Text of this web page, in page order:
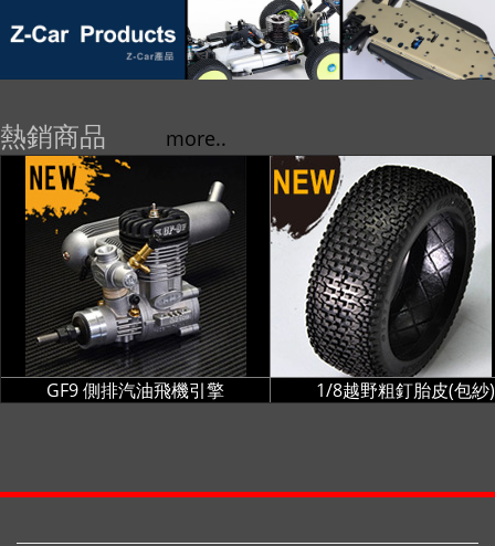
熱銷商品 more..
GF9 側排汽油飛機引擎 1/8越野粗釘胎皮(包紗)